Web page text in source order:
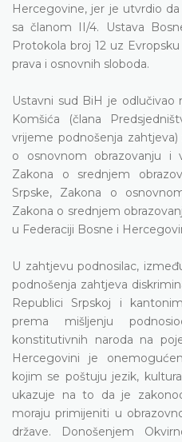
Hercegovine, jer je utvrdio
sa članom II/4. Ustava
Protokola broj 12 uz
prava i osnovnih sloboda.
Ustavni sud BiH je odlučivao
Komšića (člana
vrijeme podnošenja
o osnovnom obrazovanju i
Zakona o srednjem
Srpske, Zakona o
Zakona o srednjem
u Federaciji Bosne i
U zahtjevu podnosilac,
podnošenja zahtjeva
Republici Srpskoj i
prema mišljenju
konstitutivnih naroda na
Hercegovini je
kojim se poštuju jezik,
ukazuje na to da je
moraju primijeniti u
države. Donošenjem